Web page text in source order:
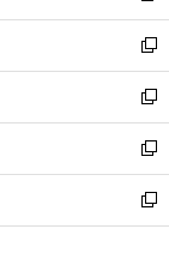
開
く
ウ
で
開
く
ン
ド
ウ
で
開
く
ウ
ィ
ン
ド
ウ
で
開
く
し
い
ウ
ィ
ン
ド
ウ
で
開
新
し
い
ウ
ィ
ン
ド
ウ
新
し
い
ウ
ィ
ン
新
し
い
ウ
新
し